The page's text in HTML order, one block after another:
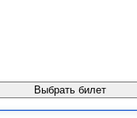
Выбрать билет